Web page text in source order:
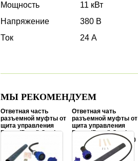
Мощность
11 кВт
Напряжение
380 В
Ток
24 А
МЫ РЕКОМЕНДУЕМ
Ответная часть
разъемной муфты от
щита управления
Pump (Panel) Cord
hp, 3x6,0 mm2
Ответная чать
разъемной муфты от
щита управления
Pump (Panel) Cord
Pigtai 3x380V, 5 hp-20
hp, 4x6,0 mm2